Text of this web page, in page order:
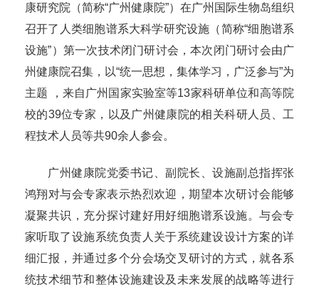
康研究院（简称“广州健康院”）在广州国际生物岛组织
召开了人类细胞谱系大科学研究设施（简称“细胞谱系
设施”）第一次技术闭门研讨会，本次闭门研讨会由广
州健康院召集，以“统一思想，集体学习，广泛参与”为
主题 ，来自广州国家实验室等13家科研单位和高等院
校的39位专家，以及广州健康院的相关科研人员、工
程技术人员等共90余人参会。
广州健康院党委书记、副院长、设施副总指挥张
鸿翔对与会专家表示热烈欢迎，期望本次研讨会能够
凝聚共识，充分探讨建好用好细胞谱系设施。与会专
家听取了设施系统负责人关于系统建设设计方案的详
细汇报，并通过多个分会场交叉研讨的方式，就各系
统技术细节和整体设施建设及未来发展的战略等进行